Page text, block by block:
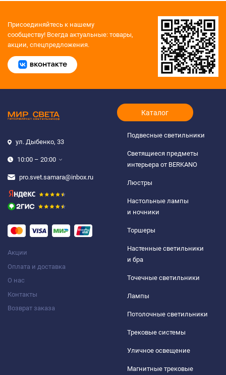
Присоединяйтесь к нашему
сообществу! Всегда актуальные: товары,
акции, спецпредложения.
ул. Дыбенко, 33
10:00 – 20:00
pro.svet.samara@inbox.ru
Акции
Оплата и доставка
О нас
Контакты
Возврат заказа
Каталог
Подвесные светильники
Светящиеся предметы
интерьера от BERKANO
Люстры
Настольные лампы
и ночники
Торшеры
Настенные светильники
и бра
Точечные светильники
Лампы
Потолочные светильники
Трековые системы
Уличное освещение
Магнитные трековые